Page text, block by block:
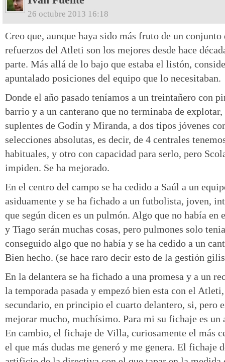
26 octubre 2013 16:18
Creo que, aunque haya sido más fruto de un conjunto
refuerzos del Atleti son los mejores desde hace
parte. Más allá de lo bajo que estaba el listón,
apuntalado posiciones del equipo que lo necesitaban.
Donde el año pasado teníamos a un treintañero con
barrio y a un canterano que no terminaba de
suplentes de Godín y Miranda, a dos tipos jóvenes
selecciones absolutas, es decir, de 4 centrales
habituales, y otro con capacidad para serlo, pero
impiden. Se ha mejorado.
En el centro del campo se ha cedido a Saúl a un
asiduamente y se ha fichado a un futbolista, joven,
que según dicen es un pulmón. Algo que no había
y Tiago serán muchas cosas, pero pulmones solo
conseguido algo que no había y se ha cedido a un
Bien hecho. (se hace raro decir esto de la gestión
En la delantera se ha fichado a una promesa y a un
la temporada pasada y empezó bien esta con el
secundario, en principio el cuarto delantero, si, pero
mejorar mucho, muchísimo. Para mi su fichaje es un
En cambio, el fichaje de Villa, curiosamente el más
el que más dudas me generó y me genera. El fichaje